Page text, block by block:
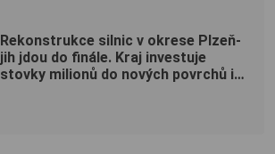
Rekonstrukce silnic v okrese Plzeň-
jih jdou do finále. Kraj investuje
stovky milionů do nových povrchů i